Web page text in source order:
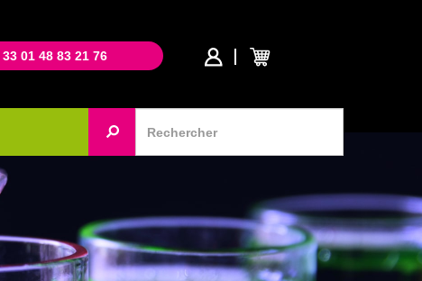
33 01 48 83 21 76